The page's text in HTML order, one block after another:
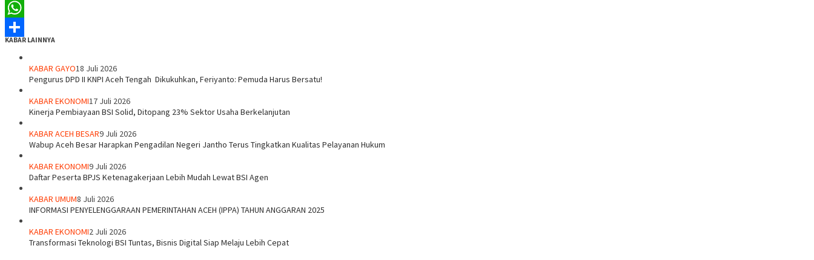
Tumblr
WhatsApp
KABAR LAINNYA
KABAR GAYO18 Juli 2026
‎Pengurus DPD II KNPI Aceh Tengah Dikukuhkan, Feriyanto: Pemuda Harus Bersatu!
KABAR EKONOMI17 Juli 2026
Kinerja Pembiayaan BSI Solid, Ditopang 23% Sektor Usaha Berkelanjutan
KABAR ACEH BESAR9 Juli 2026
Wabup Aceh Besar Harapkan Pengadilan Negeri Jantho Terus Tingkatkan Kualitas Pelayanan Hukum
KABAR EKONOMI9 Juli 2026
Daftar Peserta BPJS Ketenagakerjaan Lebih Mudah Lewat BSI Agen
KABAR UMUM8 Juli 2026
INFORMASI PENYELENGGARAAN PEMERINTAHAN ACEH (IPPA) TAHUN ANGGARAN 2025
KABAR EKONOMI2 Juli 2026
Transformasi Teknologi BSI Tuntas, Bisnis Digital Siap Melaju Lebih Cepat